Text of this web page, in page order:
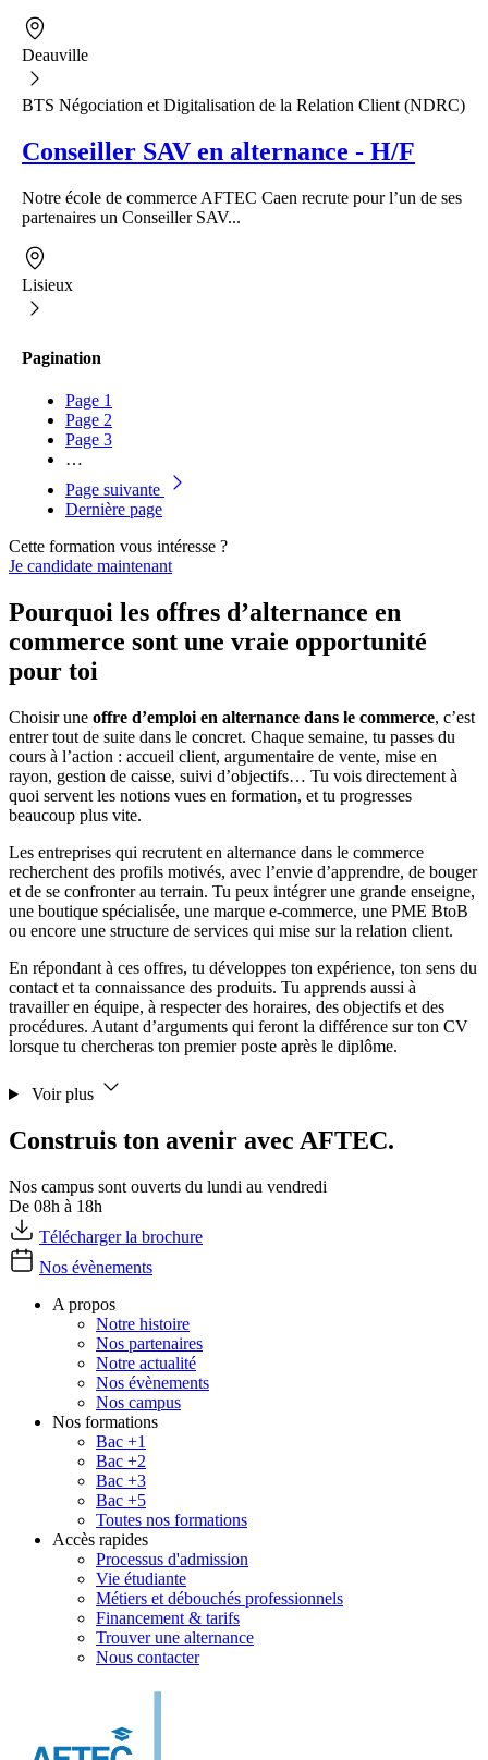
Deauville
BTS Négociation et Digitalisation de la Relation Client (NDRC)
Conseiller SAV en alternance - H/F
Notre école de commerce AFTEC Caen recrute pour l’un de ses
partenaires un Conseiller SAV...
Lisieux
Pagination
Page 1
Page 2
Page 3
…
Page suivante
Dernière page
Cette formation vous intéresse ?
Je candidate maintenant
Pourquoi les offres d’alternance en
commerce sont une vraie opportunité
pour toi
Choisir une offre d’emploi en alternance dans le commerce, c’est
entrer tout de suite dans le concret. Chaque semaine, tu passes du
cours à l’action : accueil client, argumentaire de vente, mise en
rayon, gestion de caisse, suivi d’objectifs… Tu vois directement à
quoi servent les notions vues en formation, et tu progresses
beaucoup plus vite.
Les entreprises qui recrutent en alternance dans le commerce
recherchent des profils motivés, avec l’envie d’apprendre, de bouger
et de se confronter au terrain. Tu peux intégrer une grande enseigne,
une boutique spécialisée, une marque e-commerce, une PME BtoB
ou encore une structure de services qui mise sur la relation client.
En répondant à ces offres, tu développes ton expérience, ton sens du
contact et ta connaissance des produits. Tu apprends aussi à
travailler en équipe, à respecter des horaires, des objectifs et des
procédures. Autant d’arguments qui feront la différence sur ton CV
lorsque tu chercheras ton premier poste après le diplôme.
Voir plus
Construis ton avenir avec AFTEC.
Nos campus sont ouverts du lundi au vendredi
De 08h à 18h
Télécharger la brochure
Nos évènements
A propos
Notre histoire
Nos partenaires
Notre actualité
Nos évènements
Nos campus
Nos formations
Bac +1
Bac +2
Bac +3
Bac +5
Toutes nos formations
Accès rapides
Processus d'admission
Vie étudiante
Métiers et débouchés professionnels
Financement & tarifs
Trouver une alternance
Nous contacter